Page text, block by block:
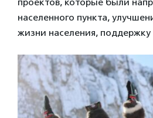
проектов, которые были
населенного пункта,
жизни населения, поддержку